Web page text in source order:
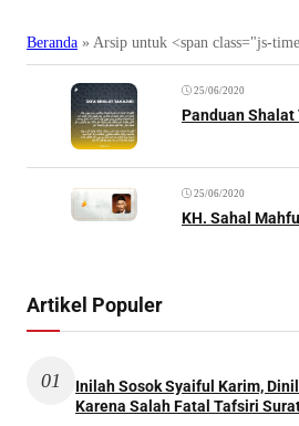
Beranda » Arsip untuk <span class="js-
25/06/2020
Panduan Shalat
25/06/2020
KH. Sahal
Artikel Populer
01
Inilah Sosok Syaiful Karim,
Karena Salah Fatal Tafsiri